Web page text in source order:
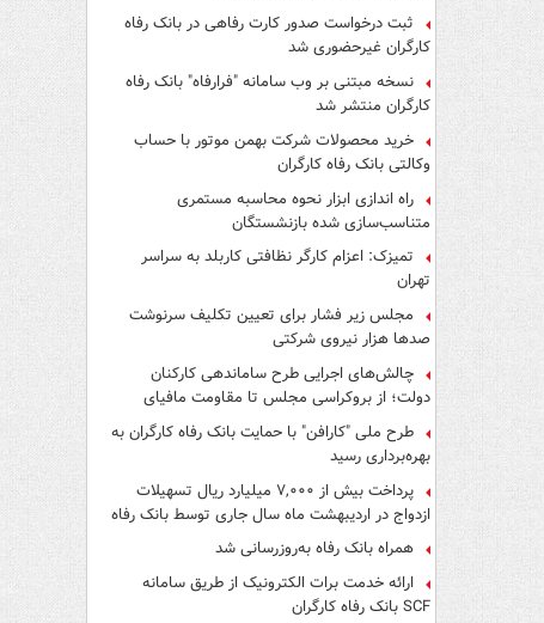
ثبت درخواست صدور کارت رفاهی در بانک رفاه
کارگران غیرحضوری شد
نسخه مبتنی بر وب سامانه "فرارفاه" بانک رفاه
کارگران منتشر شد
خرید محصولات شرکت بهمن موتور با حساب
وکالتی بانک رفاه کارگران
راه اندازی ابزار نحوه محاسبه مستمری
متناسب‌سازی شده بازنشستگان
تمیزک: اعزام کارگر نظافتی کاربلد به سراسر
تهران
مجلس زیر فشار برای تعیین تکلیف سرنوشت
صدها هزار نیروی شرکتی
چالش‌های اجرایی طرح ساماندهی کارکنان
دولت؛ از بروکراسی مجلس تا مقاومت مافیای
واسطه‌گری
طرح ملی "کارافن" با حمایت بانک رفاه کارگران به
بهره‌برداری رسید
پرداخت بیش از ۷,۰۰۰ میلیارد ریال تسهیلات
ازدواج در اردیبهشت ماه سال جاری توسط بانک رفاه
کارگران
همراه بانک رفاه به‌روزرسانی شد
ارائه خدمت برات الکترونیک از طریق سامانه
SCF بانک رفاه کارگران